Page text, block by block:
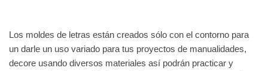
Los moldes de letras están creados sólo con el contorno para
un darle un uso variado para tus proyectos de manualidades,
decore usando diversos materiales así podrán practicar y